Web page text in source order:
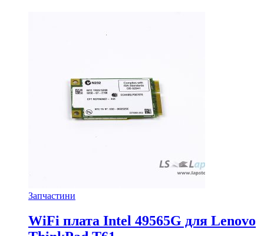
Запчастини
WiFi плата Intel 49565G для Lenovo